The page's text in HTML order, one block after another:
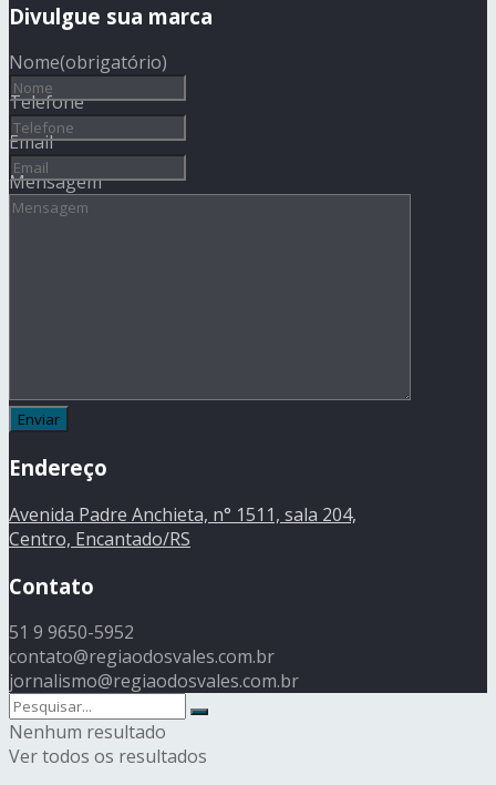
Divulgue sua marca
Nome(obrigatório)
Telefone
Email
Mensagem
Endereço
Avenida Padre Anchieta, n° 1511, sala 204,
Centro, Encantado/RS
Contato
51 9 9650-5952
contato@regiaodosvales.com.br
jornalismo@regiaodosvales.com.br
Nenhum resultado
Ver todos os resultados